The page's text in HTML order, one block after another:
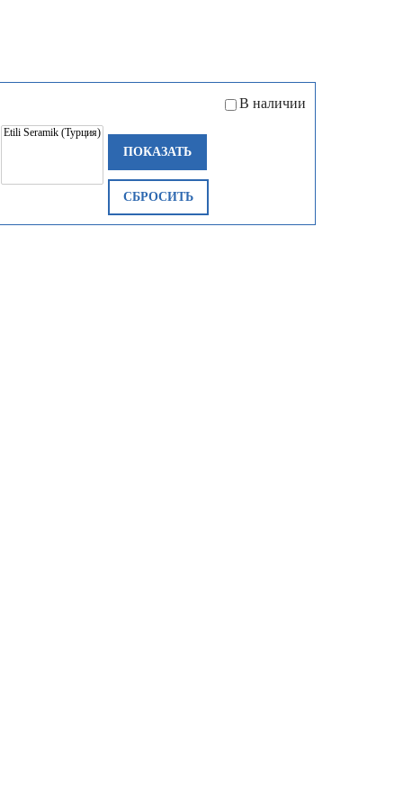
В наличии
ПОКАЗАТЬ
СБРОСИТЬ